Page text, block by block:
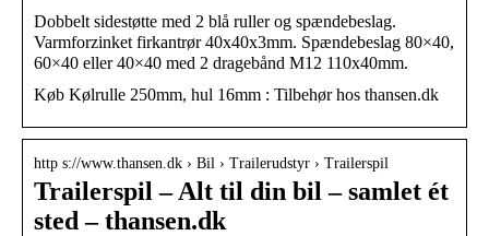
Dobbelt sidestøtte med 2 blå ruller og spændebeslag.
Varmforzinket firkantrør 40x40x3mm. Spændebeslag 80×40,
60×40 eller 40×40 med 2 dragebånd M12 110x40mm.
Køb Kølrulle 250mm, hul 16mm : Tilbehør hos thansen.dk
http s://www.thansen.dk › Bil › Trailerudstyr › Trailerspil
Trailerspil – Alt til din bil – samlet ét
sted – thansen.dk